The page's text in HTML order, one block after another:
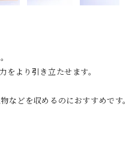
をより引き立たせます。
などを収めるのにおすすめです。